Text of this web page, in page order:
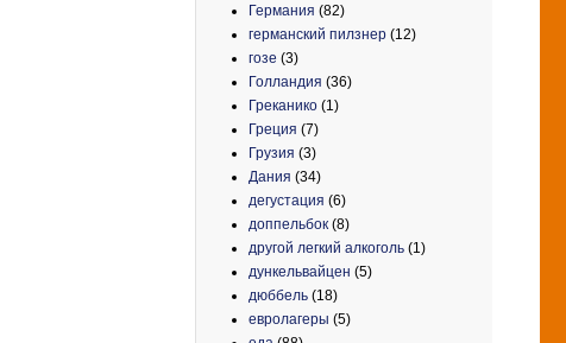
Германия (82)
германский пилзнер (12)
гозе (3)
Голландия (36)
Греканико (1)
Греция (7)
Грузия (3)
Дания (34)
дегустация (6)
доппельбок (8)
другой легкий алкоголь (1)
дункельвайцен (5)
дюббель (18)
евролагеры (5)